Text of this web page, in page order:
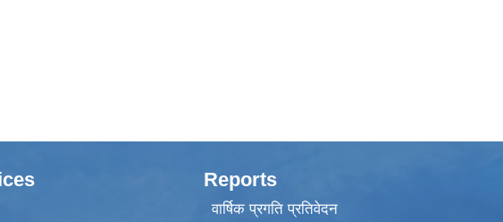
Reports
वार्षिक प्रगति प्रतिवेदन